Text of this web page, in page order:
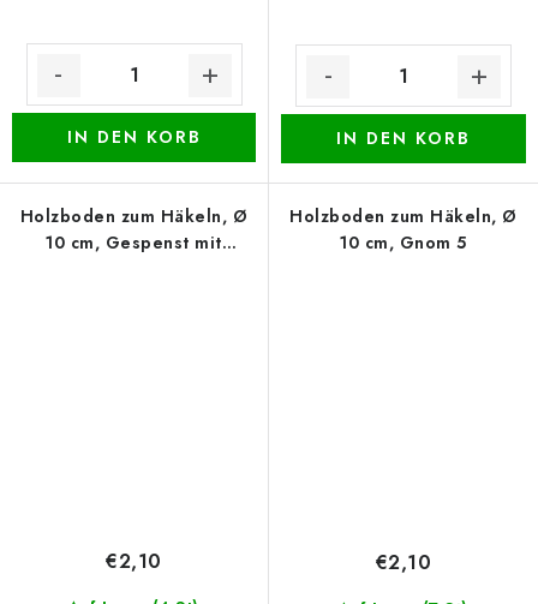
IN DEN KORB IN DEN KORB
Holzboden zum Häkeln, Ø
10 cm, Gespenst mit
€2,10
Holzboden zum Häkeln, Ø
10 cm, Gnom 5
€2,10